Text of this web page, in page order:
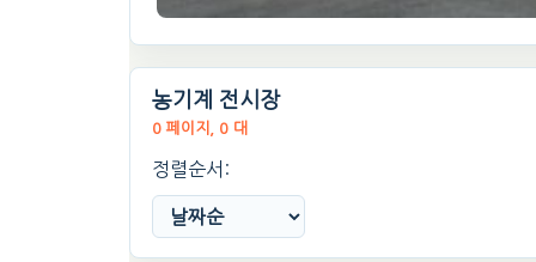
농기계 전시장
0 페이지, 0 대
정렬순서: